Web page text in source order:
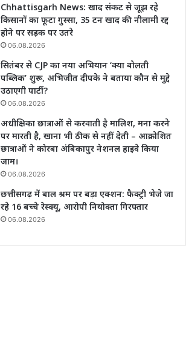
Chhattisgarh News: खाद संकट से जूझ रहे
किसानों का फूटा गुस्सा, 35 टन खाद की नीलामी रद्द
होने पर सड़क पर उतरे
06.08.2026
सितंबर से CJP का नया अभियान ‘क्या बोलती
पब्लिक’ शुरू, अभिजीत दीपके ने बताया कौन से मुद्दे
उठाएगी पार्टी?
06.08.2026
अधीक्षिका छात्राओं से करवाती है मालिश, मना करने
पर मारती है, खाना भी ठीक से नहीं देती – आक्रोशित
छात्राओं ने कोरबा अंबिकापुर नेशनल हाइवे किया
जाम।
06.08.2026
छत्तीसगढ़ में बाल श्रम पर बड़ा एक्शन: फैक्ट्री भेजे जा
रहे 16 बच्चे रेस्क्यू, आरोपी नियोक्ता गिरफ्तार
06.08.2026